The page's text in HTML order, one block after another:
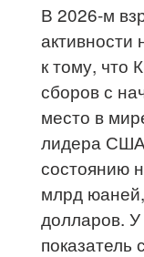
В 2026-м
активности
к тому, что
сборов с
место в
лидера
состоянию
млрд
долларов.
показатель